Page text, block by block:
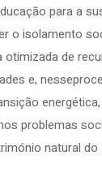
para a
o isolamento
otimizada de
e,
problemas
natural do